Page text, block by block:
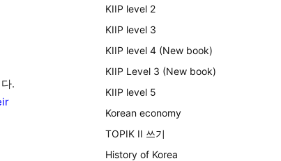
.
KIIP level 2
KIIP level 3
KIIP level 4 (New book)
KIIP Level 3 (New book)
KIIP level 5
Korean economy
TOPIK II 쓰기
History of Korea